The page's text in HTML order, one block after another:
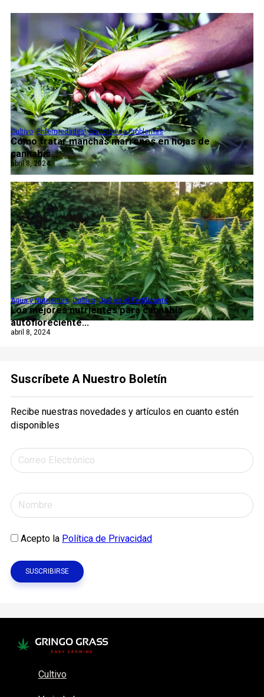
Cómo tratar manchas marrones en hojas de
cannabis...
Cultivo,Enfermedades,Solución de Problemas
abril 8, 2024
Los mejores nutrientes para cannabis
autofloreciente...
Agua y Nutrientes,Cultivo,Qué es el Fertilizante
abril 8, 2024
Suscríbete A Nuestro Boletín
Recibe nuestras novedades y artículos en cuanto estén
disponibles
Acepto la Política de Privacidad
Cultivo